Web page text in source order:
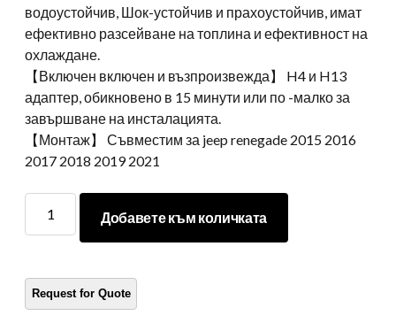
водоустойчив, Шок-устойчив и прахоустойчив, имат
ефективно разсейване на топлина и ефективност на
охлаждане.
【Включен включен и възпроизвежда】 H4 и H13
адаптер, обикновено в 15 минути или по -малко за
завършване на инсталацията.
【Монтаж】 Съвместим за jeep renegade 2015 2016
2017 2018 2019 2021
LED
Промяна
на
Добавете към количката